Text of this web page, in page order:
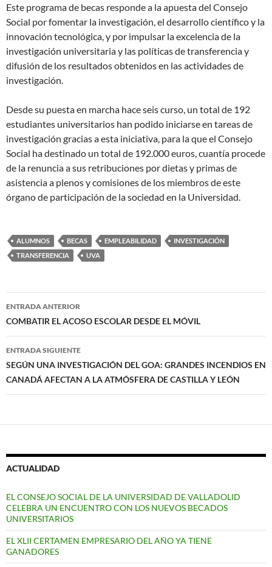
Este programa de becas responde a la apuesta del Consejo
Social por fomentar la investigación, el desarrollo científico y la
innovación tecnológica, y por impulsar la excelencia de la
investigación universitaria y las políticas de transferencia y
difusión de los resultados obtenidos en las actividades de
investigación.
Desde su puesta en marcha hace seis curso, un total de 192
estudiantes universitarios han podido iniciarse en tareas de
investigación gracias a esta iniciativa, para la que el Consejo
Social ha destinado un total de 192.000 euros, cuantía procede
de la renuncia a sus retribuciones por dietas y primas de
asistencia a plenos y comisiones de los miembros de este
órgano de participación de la sociedad en la Universidad.
ALUMNOS BECAS EMPLEABILIDAD
INVESTIGACIÓN
TRANSFERENCIA
UVA
Navegación
de
entradas
ENTRADA ANTERIOR
COMBATIR EL ACOSO ESCOLAR DESDE EL MÓVIL
ENTRADA SIGUIENTE
SEGÚN UNA INVESTIGACIÓN DEL GOA: GRANDES INCENDIOS EN
CANADÁ AFECTAN A LA ATMÓSFERA DE CASTILLA Y LEÓN
ACTUALIDAD
EL CONSEJO SOCIAL DE LA UNIVERSIDAD DE VALLADOLID
CELEBRA UN ENCUENTRO CON LOS NUEVOS BECADOS
UNIVERSITARIOS
EL XLII CERTAMEN EMPRESARIO DEL AÑO YA TIENE
GANADORES